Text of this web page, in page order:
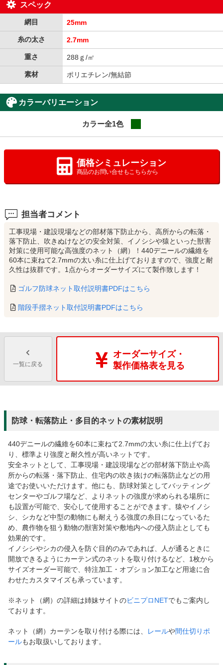
スペック
網目 25mm
糸の太さ 2.7mm
重さ 288ｇ/㎡
素材 ポリエチレン/無結節
カラーバリエーション
カラー全1色
価格シミュレーション
商品のお問い合せもこちらから
担当者コメント
工事現場・建設現場などの部材落下防止から、高所からの転落・
落下防止、吹きぬけなどの安全対策、イノシシや猿といった獣害
対策に使用可能な高強度のネット（網）！440デニールの繊維を
60本に束ねて2.7mmの太い糸に仕上げておりますので、強度と耐
久性は抜群です。1点からオーダーサイズにて製作致します！
ゴルフ防球ネット取付説明書PDFはこちら
階段手摺ネット取付説明書PDFはこちら
一覧に戻る
オーダーサイズ・
製作価格表を見る
防球・転落防止・多目的ネットの素材説明
440デニールの繊維を60本に束ねて2.7mmの太い糸に仕上げてお
り、標準より強度と耐久性が高いネットです。
安全ネットとして、工事現場・建設現場などの部材落下防止や高
所からの転落・落下防止、住宅内の吹き抜けの転落防止などの用
途でお使いいただけます。他にも、防球対策としてバッティング
センターやゴルフ場など、よりネットの強度が求められる場所に
も設置が可能で、安心して使用することができます。猿やイノシ
シ、シカなど中型の動物にも耐えうる強度の糸目になっているた
め、農作物を狙う動物の獣害対策や敷地内への侵入防止としても
効果的です。
イノシシやシカの侵入を防ぐ目的のみであれば、人が通るときに
開放できるようにカーテン式のネットを取り付けるなど、1枚から
サイズオーダー可能で、特注加工・オプション加工など用途に合
わせたカスタマイズも承っています。
※ネット（網）の詳細は姉妹サイトのビニプロNETでもご案内し
ております。
ネット（網）カーテンを取り付ける際には、 レールや間仕切りポ
ールもお取扱いしております。